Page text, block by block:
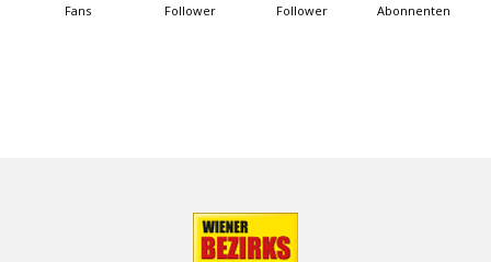
Fans Follower Follower Abonnenten